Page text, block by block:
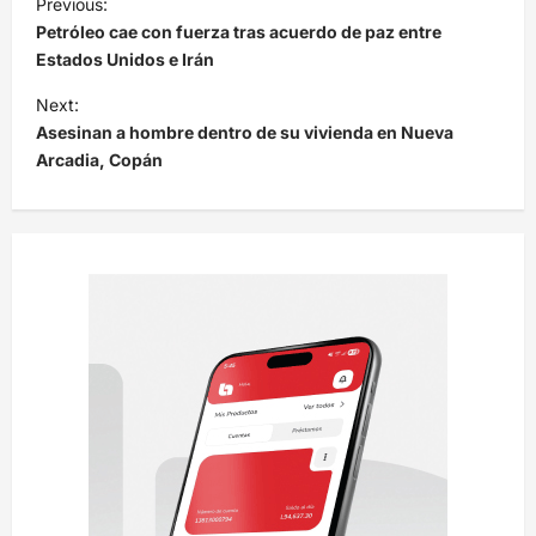
a
v
e
g
a
c
Previous:
Petróleo cae con fuerza tras acuerdo de paz entre
Estados Unidos e Irán
Next:
Asesinan a hombre dentro de su vivienda en Nueva
Arcadia, Copán